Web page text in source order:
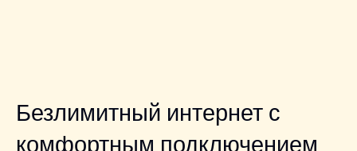
Безлимитный интернет с
комфортным подключением